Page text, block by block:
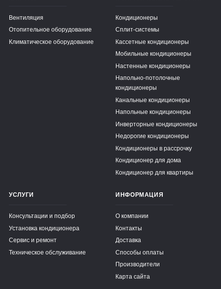
Вентиляция
Отопительное оборудование
Климатическое оборудование
Кондиционеры
Сплит-системы
Кассетные кондиционеры
Мобильные кондиционеры
Настенные кондиционеры
Напольно-потолочные
кондиционеры
Канальные кондиционеры
Напольные кондиционеры
Инверторные кондиционеры
Недорогие кондиционеры
Кондиционеры в рассрочку
Кондиционер для дома
Кондиционер для квартиры
УСЛУГИ
Консультации и подбор
Установка кондиционера
Сервис и ремонт
Техническое обслуживание
ИНФОРМАЦИЯ
О компании
Контакты
Доставка
Способы оплаты
Производители
Карта сайта